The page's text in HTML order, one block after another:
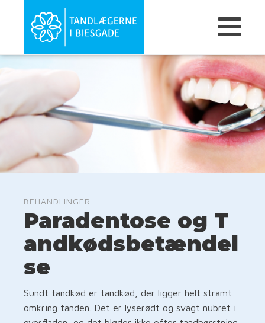
BEHANDLINGER
Paradentose og T
andkødsbetændel
se
Sundt tandkød er tandkød, der ligger helt stramt
omkring tanden. Det er lyserødt og svagt nubret i